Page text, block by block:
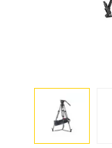
info
Legend...